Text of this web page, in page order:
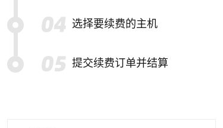
选择要续费的主机
提交续费订单并结算